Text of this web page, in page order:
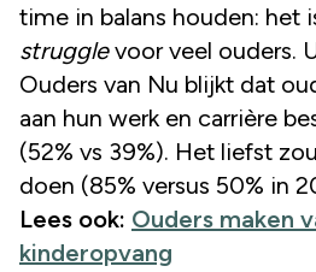
time in balans houden: het
strugglevoor veel ouders.
Ouders van Nu blijkt dat
aan hun werk en carrière
(52% vs 39%). Het liefst
doen (85% versus 50% in
Lees ook: Ouders maken
kinderopvang